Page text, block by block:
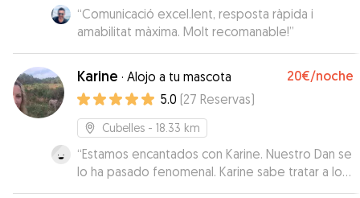
“Comunicació excel.lent, resposta ràpida i
amabilitat màxima. Molt recomanable!”
Karine · Alojo a tu mascota 20€/noche
5.0 (27 Reservas)
Cubelles - 18.33 km
“Estamos encantados con Karine. Nuestro Dan se
lo ha pasado fenomenal. Karine sabe tratar a los
animales y les da mucho afecto y cariño. Me ha